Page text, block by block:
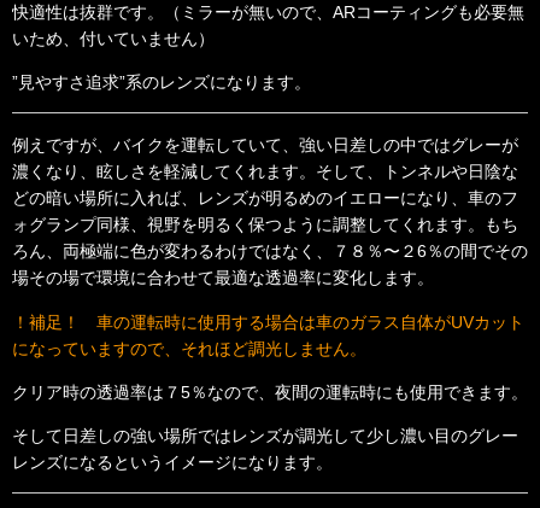
快適性は抜群です。（ミラーが無いので、ARコーティングも必要無
いため、付いていません）
”見やすさ追求”系のレンズになります。
例えですが、バイクを運転していて、強い日差しの中ではグレーが
濃くなり、眩しさを軽減してくれます。そして、トンネルや日陰な
どの暗い場所に入れば、レンズが明るめのイエローになり、車のフ
ォグランプ同様、視野を明るく保つように調整してくれます。もち
ろん、両極端に色が変わるわけではなく、７８％〜２6％の間でその
場その場で環境に合わせて最適な透過率に変化します。
！補足！ 車の運転時に使用する場合は車のガラス自体がUVカット
になっていますので、それほど調光しません。
クリア時の透過率は７5％なので、夜間の運転時にも使用できます。
そして日差しの強い場所ではレンズが調光して少し濃い目のグレー
レンズになるというイメージになります。